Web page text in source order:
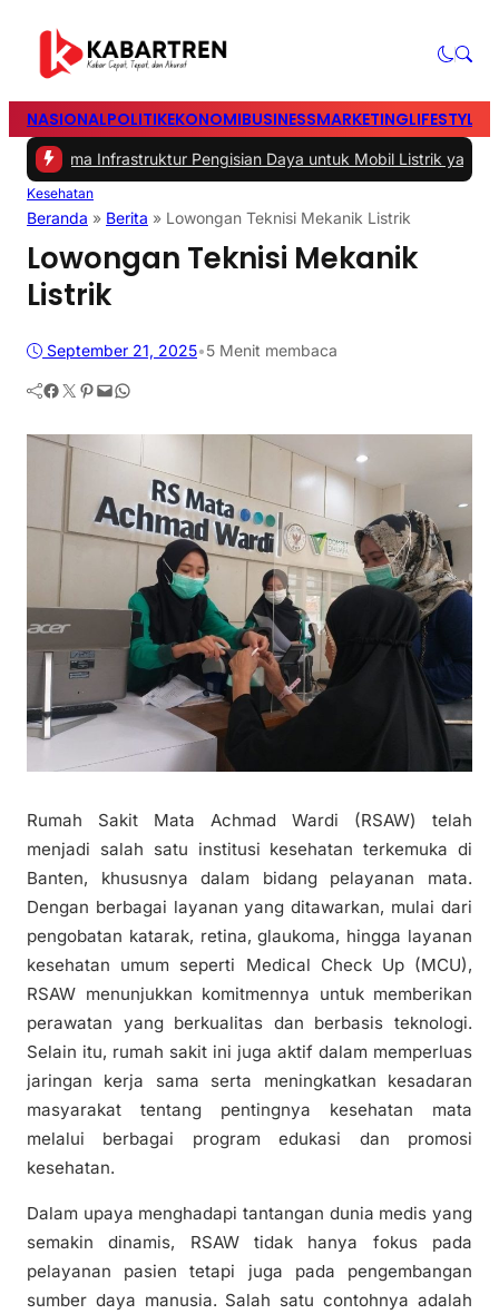
NASIONALPOLITIKEKONOMIBUSINESSMARKETINGLIFESTYLE
Infrastruktur Pengisian Daya untuk Mobil Listrik yang Perlu
Kesehatan
Beranda » Berita » Lowongan Teknisi Mekanik Listrik
Lowongan Teknisi Mekanik
Listrik
September 21, 2025•5 Menit membaca
Facebook Twitter Pinterest Mail WhatsApp
Rumah Sakit Mata Achmad Wardi (RSAW) telah
menjadi salah satu institusi kesehatan terkemuka di
Banten, khususnya dalam bidang pelayanan mata.
Dengan berbagai layanan yang ditawarkan, mulai dari
pengobatan katarak, retina, glaukoma, hingga layanan
kesehatan umum seperti Medical Check Up (MCU),
RSAW menunjukkan komitmennya untuk memberikan
perawatan yang berkualitas dan berbasis teknologi.
Selain itu, rumah sakit ini juga aktif dalam memperluas
jaringan kerja sama serta meningkatkan kesadaran
masyarakat tentang pentingnya kesehatan mata
melalui berbagai program edukasi dan promosi
kesehatan.
Dalam upaya menghadapi tantangan dunia medis yang
semakin dinamis, RSAW tidak hanya fokus pada
pelayanan pasien tetapi juga pada pengembangan
sumber daya manusia. Salah satu contohnya adalah